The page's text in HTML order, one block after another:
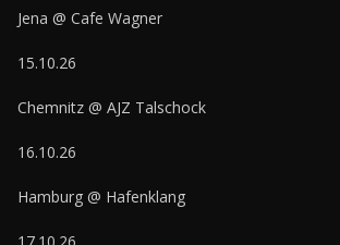
Jena @ Cafe Wagner
15.10.26
Chemnitz @ AJZ Talschock
16.10.26
Hamburg @ Hafenklang